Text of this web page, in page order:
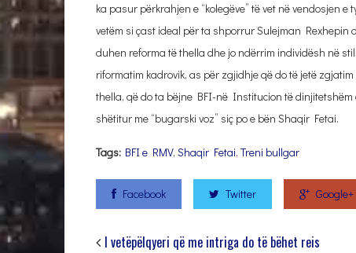
ka pasur përkrahjen e “kolegëve” të vet në vendosjen
vetëm si çast ideal për ta shporrur Sulejman
duhen reforma të thella dhe jo ndërrim individësh në
riformatim kadrovik, as për zgjidhje që do të jetë
thella, që do ta bëjne BFI-në Institucion të
shëtitur me “bugarski voz” siç po e bën Shaqir Fetai.
Tags: BFI e RMV, Shaqir Fetai, Treni bullgar
Facebook Twitter Google+
I vetëpëlqyeri që me intriga do të bëhet reis